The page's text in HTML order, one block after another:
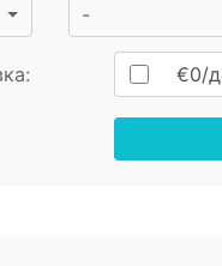
-
€0/